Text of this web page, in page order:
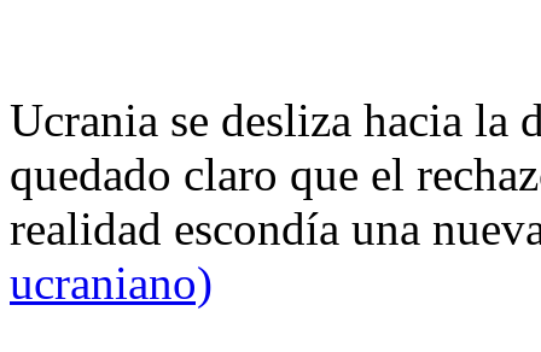
Ucrania se desliza hacia
quedado claro que el
realidad escondía una
ucraniano)